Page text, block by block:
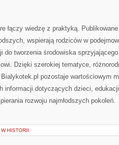
łączy wiedzę z praktyką.
wspierają rodziców w
do tworzenia środowiska
Dzięki szerokiej tematyce,
Bialykotek.pl pozostaje wartościowym
informacji dotyczących dzieci,
rozwoju najmłodszych pokoleń.
HISTORII